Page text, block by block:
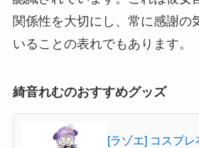
関係性を大切にし、常に感謝の
いることの表れでもあります。
綺音れむのおすすめグッズ
[ラゾエ] コスプ